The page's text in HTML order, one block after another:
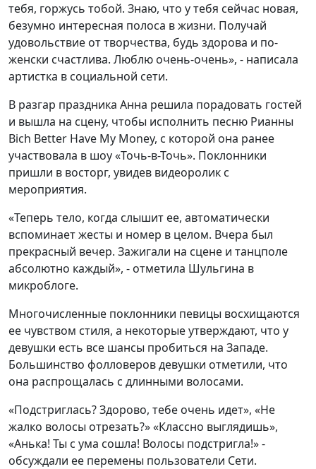
тебя, горжусь тобой. Знаю, что у тебя сейчас новая,
безумно интересная полоса в жизни. Получай
удовольствие от творчества, будь здорова и по-
женски счастлива. Люблю очень-очень», - написала
артистка в социальной сети.
В разгар праздника Анна решила порадовать гостей
и вышла на сцену, чтобы исполнить песню Рианны
Bich Better Have My Money, с которой она ранее
участвовала в шоу «Точь-в-Точь». Поклонники
пришли в восторг, увидев видеоролик с
мероприятия.
«Теперь тело, когда слышит ее, автоматически
вспоминает жесты и номер в целом. Вчера был
прекрасный вечер. Зажигали на сцене и танцполе
абсолютно каждый», - отметила Шульгина в
микроблоге.
Многочисленные поклонники певицы восхищаются
ее чувством стиля, а некоторые утверждают, что у
девушки есть все шансы пробиться на Западе.
Большинство фолловеров девушки отметили, что
она распрощалась с длинными волосами.
«Подстриглась? Здорово, тебе очень идет», «Не
жалко волосы отрезать?» «Классно выглядишь»,
«Анька! Ты с ума сошла! Волосы подстригла!» -
обсуждали ее перемены пользователи Сети.